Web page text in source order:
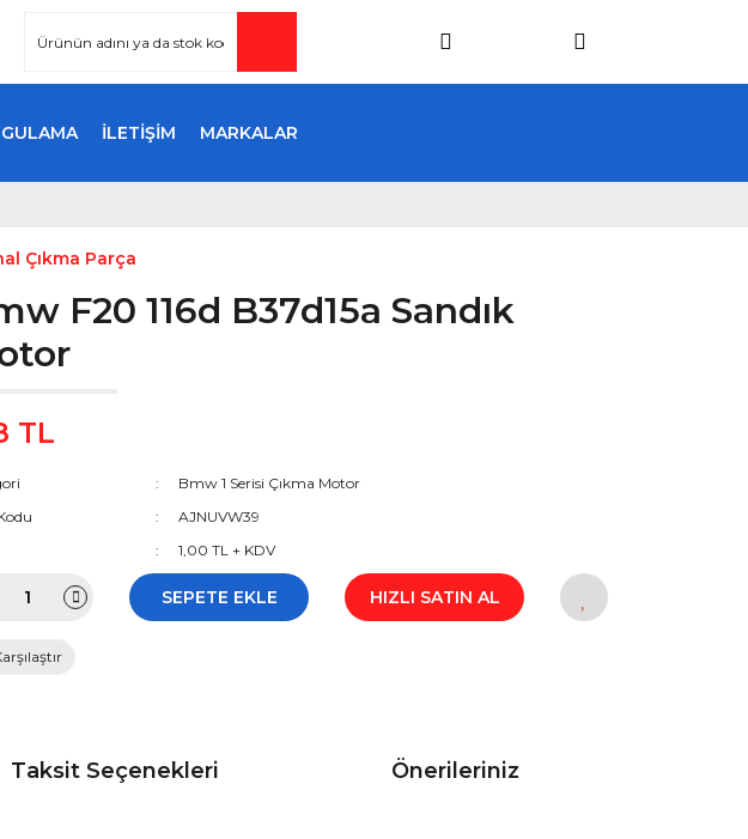
İLETİŞİM MARKALAR
Çıkma Parça
F20 116d B37d15a Sandık
TL
Bmw 1 Serisi Çıkma Motor
AJNUVW39
1,00 TL + KDV
SEPETE EKLE HIZLI SATIN AL
Taksit Seçenekleri Önerileriniz